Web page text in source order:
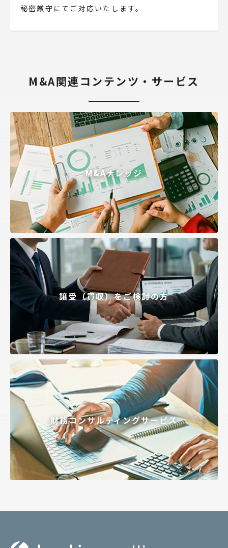
秘密厳守にてご対応いたします。
M&A関連コンテンツ・サービス
M&Aナレッジ
譲受（買収）をご検討の方
財務コンサルティングサービス